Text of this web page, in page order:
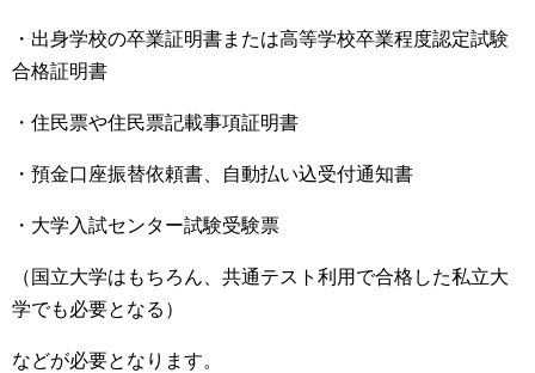
・出身学校の卒業証明書または高等学校卒業程度認定試験
合格証明書
・住民票や住民票記載事項証明書
・預金口座振替依頼書、自動払い込受付通知書
・大学入試センター試験受験票
（国立大学はもちろん、共通テスト利用で合格した私立大
学でも必要となる）
などが必要となります。